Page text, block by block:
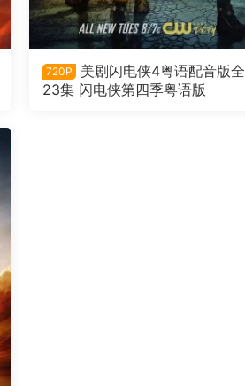
720P
美剧闪电侠4粤语配音版全
23集 闪电侠第四季粤语版